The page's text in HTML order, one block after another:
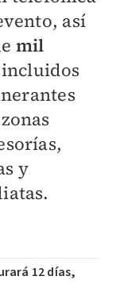
así
mil
y
12 días,